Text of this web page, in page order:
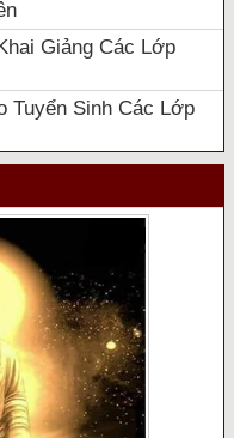
Giảng Các Lớp
Tuyển Sinh Các Lớp